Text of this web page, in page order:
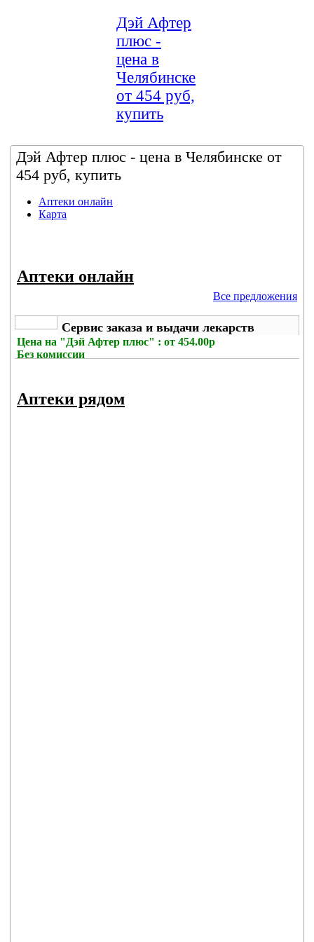
Дэй Афтер
плюс -
цена в
Челябинске
от 454 руб,
купить
Дэй Афтер плюс - цена в Челябинске от
454 руб, купить
Аптеки онлайн
Карта
Аптеки онлайн
Все предложения
Сервис заказа и выдачи лекарств
Цена на "Дэй Афтер плюс" : от 454.00р
Без комиссии
Аптеки рядом